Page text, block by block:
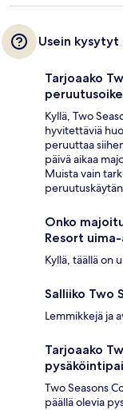
Usein kysytyt
Tarjoaako
Kyllä, Two
hyvitettäviä
peruuttaa
päivä aikaa
Muista vain
Onko
Resort
Kyllä, täällä on
Salliiko Two
Lemmikkejä ja
Tarjoaako
Two Seasons
päällä olevia